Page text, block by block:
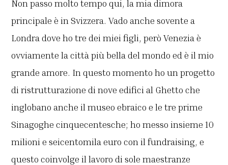
Non passo molto tempo qui, la mia dimora
principale è in Svizzera. Vado anche sovente a
Londra dove ho tre dei miei figli, però Venezia è
ovviamente la città più bella del mondo ed è il mio
grande amore. In questo momento ho un progetto
di ristrutturazione di nove edifici al Ghetto che
inglobano anche il museo ebraico e le tre prime
Sinagoghe cinquecentesche; ho messo insieme 10
milioni e seicentomila euro con il fundraising, e
questo coinvolge il lavoro di sole maestranze